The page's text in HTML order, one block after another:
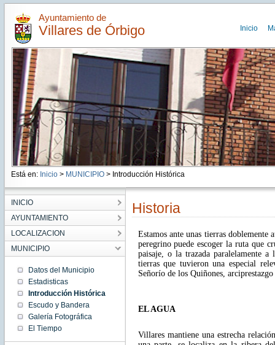
Ayuntamiento de
Villares de Órbigo Inicio
Está en: Inicio > MUNICIPIO> Introducción Histórica
INICIO
AYUNTAMIENTO
LOCALIZACION
MUNICIPIO
Datos del Municipio
Estadisticas
Introducción Histórica
Escudo y Bandera
Galería Fotográfica
El Tiempo
Historia
Estamos ante unas tierras doblemente
peregrino puede escoger la ruta que
paisaje, o la trazada paralelamente a
tierras que tuvieron una especial
Señorío de los Quiñones,
EL AGUA
Villares mantiene una estrecha